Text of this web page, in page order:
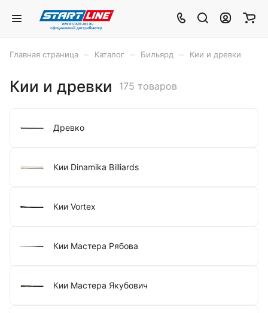
Главная страница Каталог Бильярд Кии и древки
Кии и древки 175 товаров
Древко
Кии Dinamika Billiards
Кии Vortex
Кии Мастера Рябова
Кии Мастера Якубович